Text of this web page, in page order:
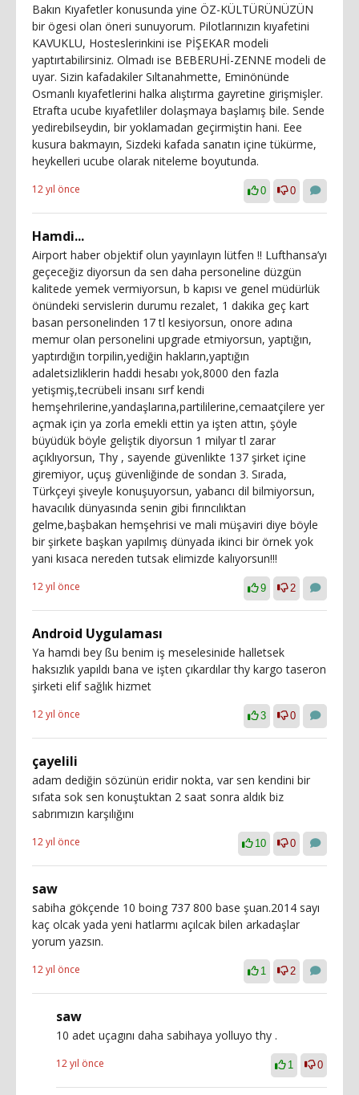
Bakın Kıyafetler konusunda yine ÖZ-KÜLTÜRÜNÜZÜN
bir ögesi olan öneri sunuyorum. Pilotlarınızın kıyafetini
KAVUKLU, Hosteslerinkini ise PİŞEKAR modeli
yaptırtabilirsiniz. Olmadı ise BEBERUHİ-ZENNE modeli de
uyar. Sizin kafadakiler Sıltanahmette, Eminönünde
Osmanlı kıyafetlerini halka alıştırma gayretine girişmişler.
Etrafta ucube kıyafetliler dolaşmaya başlamış bile. Sende
yedirebilseydin, bir yoklamadan geçirmiştin hani. Eee
kusura bakmayın, Sizdeki kafada sanatın içine tükürme,
heykelleri ucube olarak niteleme boyutunda.
12 yıl önce 0 0
Hamdi...
Airport haber objektif olun yayınlayın lütfen !! Lufthansa’yı
geçeceğiz diyorsun da sen daha personeline düzgün
kalitede yemek vermiyorsun, b kapısı ve genel müdürlük
önündeki servislerin durumu rezalet, 1 dakika geç kart
basan personelinden 17 tl kesiyorsun, onore adına
memur olan personelini upgrade etmiyorsun, yaptığın,
yaptırdığın torpilin,yediğin hakların,yaptığın
adaletsizliklerin haddi hesabı yok,8000 den fazla
yetişmiş,tecrübeli insanı sırf kendi
hemşehrilerine,yandaşlarına,partililerine,cemaatçilere yer
açmak için ya zorla emekli ettin ya işten attın, şöyle
büyüdük böyle geliştik diyorsun 1 milyar tl zarar
açıklıyorsun, Thy , sayende güvenlikte 137 şirket içine
giremiyor, uçuş güvenliğinde de sondan 3. Sırada,
Türkçeyi şiveyle konuşuyorsun, yabancı dil bilmiyorsun,
havacılık dünyasında senin gibi fırıncılıktan
gelme,başbakan hemşehrisi ve mali müşaviri diye böyle
bir şirkete başkan yapılmış dünyada ikinci bir örnek yok
yani kısaca nereden tutsak elimizde kalıyorsun!!!
12 yıl önce 9 2
Android Uygulaması
Ya hamdi bey ßu benim iş meselesinide halletsek
haksızlık yapıldı bana ve işten çıkardılar thy kargo taseron
şirketi elif sağlık hizmet
12 yıl önce 3 0
çayelili
adam dediğin sözünün eridir nokta, var sen kendini bir
sıfata sok sen konuştuktan 2 saat sonra aldık biz
sabrımızın karşılığını
12 yıl önce 10 0
saw
sabiha gökçende 10 boing 737 800 base şuan.2014 sayı
kaç olcak yada yeni hatlarmı açılcak bilen arkadaşlar
yorum yazsın.
12 yıl önce 1 2
saw
10 adet uçagını daha sabihaya yolluyo thy .
12 yıl önce 1 0